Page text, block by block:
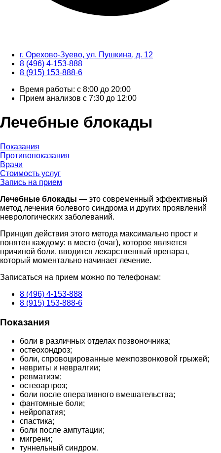
г. Орехово-Зуево, ул. Пушкина, д. 12
8 (496) 4-153-888
8 (915) 153-888-6
Время работы: с 8:00 до 20:00
Прием анализов с 7:30 до 12:00
Лечебные блокады
Показания
Противопоказания
Врачи
Стоимость услуг
Запись на прием
Лечебные блокады — это современный эффективный
метод лечения болевого синдрома и других проявлений
неврологических заболеваний.
Принцип действия этого метода максимально прост и
понятен каждому: в место (очаг), которое является
причиной боли, вводится лекарственный препарат,
который моментально начинает лечение.
Записаться на прием можно по телефонам:
8 (496) 4-153-888
8 (915) 153-888-6
Показания
боли в различных отделах позвоночника;
остеохондроз;
боли, спровоцированные межпозвонковой грыжей;
невриты и невралгии;
ревматизм;
остеоартроз;
боли после оперативного вмешательства;
фантомные боли;
нейропатия;
спастика;
боли после ампутации;
мигрени;
туннельный синдром.